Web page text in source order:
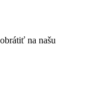
na našu